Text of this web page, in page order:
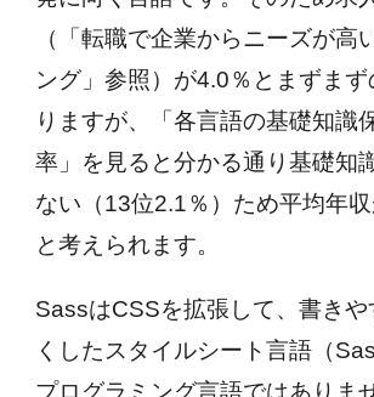
（「転職で企業からニーズが高
ング」参照）が4.0％とまずま
りますが、「各言語の基礎知識
率」を見ると分かる通り基礎知
ない（13位2.1％）ため平均年
と考えられます。
SassはCSSを拡張して、書きや
くしたスタイルシート言語（
プログラミング言語ではありま